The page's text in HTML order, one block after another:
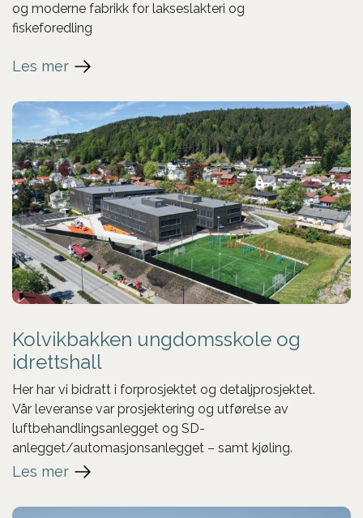
og moderne fabrikk for lakseslakteri og
fiskeforedling
Les mer
Kolvikbakken ungdomsskole og
idrettshall
Her har vi bidratt i forprosjektet og detaljprosjektet.
Vår leveranse var prosjektering og utførelse av
luftbehandlingsanlegget og SD-
anlegget/automasjonsanlegget – samt kjøling.
Les mer